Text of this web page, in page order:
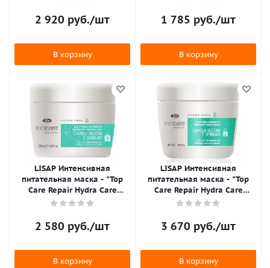
2 920 руб./шт
В корзину
1 785 руб./шт
В корзину
LISAP Интенсивная
питательная маска - "Top
Care Repair Hydra Care
Nourishing Mask" 250 мл
2 580 руб./шт
В корзину
LISAP Интенсивная
питательная маска - "Top
Care Repair Hydra Care
Nourishing Mask" 500 мл
3 670 руб./шт
В корзину